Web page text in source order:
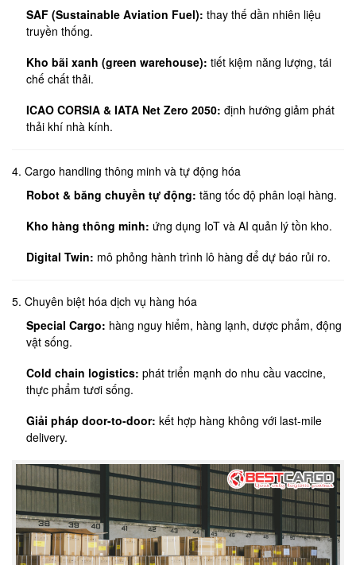
SAF (Sustainable Aviation Fuel): thay thế dần nhiên liệu
truyền thống.
Kho bãi xanh (green warehouse): tiết kiệm năng lượng, tái
chế chất thải.
ICAO CORSIA & IATA Net Zero 2050: định hướng giảm phát
thải khí nhà kính.
4. Cargo handling thông minh và tự động hóa
Robot & băng chuyền tự động: tăng tốc độ phân loại hàng.
Kho hàng thông minh: ứng dụng IoT và AI quản lý tồn kho.
Digital Twin: mô phỏng hành trình lô hàng để dự báo rủi ro.
5. Chuyên biệt hóa dịch vụ hàng hóa
Special Cargo: hàng nguy hiểm, hàng lạnh, dược phẩm, động
vật sống.
Cold chain logistics: phát triển mạnh do nhu cầu vaccine,
thực phẩm tươi sống.
Giải pháp door-to-door: kết hợp hàng không với last-mile
delivery.